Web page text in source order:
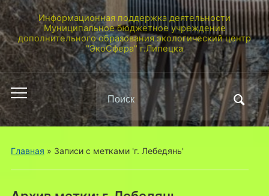
Информационная поддержка деятельности
Муниципальное бюджетное учреждение
дополнительного образования экологический центр
"ЭкоСфера" г.Липецка
Переключить
мобильное
меню
Поиск
по:
Главная » Записи с метками 'г. Лебедянь'